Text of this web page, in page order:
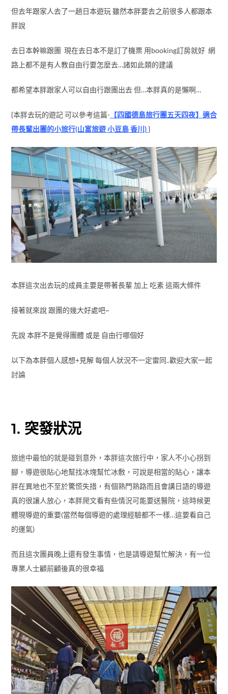
但去年跟家人去了一趟日本遊玩 雖然本胖要去之前很多人都跟本
胖說
去日本幹嘛跟團 現在去日本不是訂了機票 用booking訂房就好 網
路上都不是有人教自由行要怎麼去…諸如此類的建議
都希望本胖跟家人可以自由行跟團出去 但…本胖真的是懶啊…
{本胖去玩的遊記 可以參考這篇-【四國德島旅行團五天四夜】適合
帶長輩出團的小旅行(山富旅遊 小豆島 香川)}
本胖這次出去玩的成員主要是帶著長輩 加上 吃素 這兩大條件
接著就來說 跟團的幾大好處吧~
先說 本胖不是覺得團體 或是 自由行哪個好
以下為本胖個人感想+見解 每個人狀況不一定雷同..歡迎大家一起
討論
1. 突發狀況
旅途中最怕的就是碰到意外，本胖這次旅行中，家人不小心拐到
腳，導遊很貼心地幫找冰塊幫忙冰敷，可說是相當的貼心，讓本
胖在異地也不至於驚慌失措，有個熟門熟路而且會講日語的導遊
真的很讓人放心，本胖爬文看有些情況可能要送醫院，這時候更
體現導遊的重要(當然每個導遊的處理經驗都不一樣…這要看自己
的運氣)
而且這次團員晚上還有發生事情，也是請導遊幫忙解決，有一位
專業人士顧前顧後真的很幸福
(圖為爬樓梯前往金刀比羅宮 :金刀比羅宮-滿滿上坡路段的神社 沒
有爬完也精采的神社道路)